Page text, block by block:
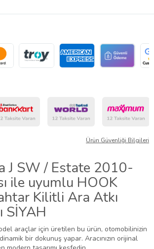
Ürün Güvenliği Bilgileri
J SW / Estate 2010-
ile uyumlu HOOK
Kilitli Ara Atkı
SİYAH
araçlar için üretilen bu ürün, otomobilinizin
bir dokunuş yapar. Aracınızın orijinal